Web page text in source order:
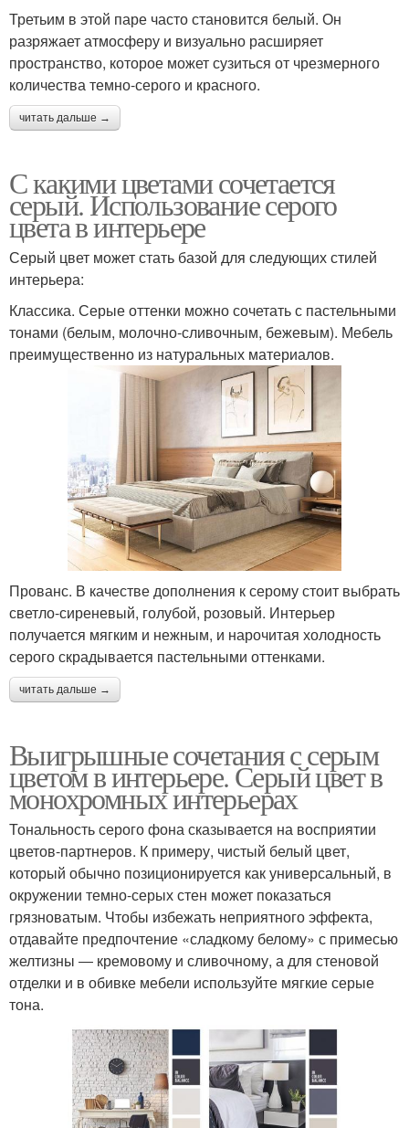
Третьим в этой паре часто становится белый. Он
разряжает атмосферу и визуально расширяет
пространство, которое может сузиться от чрезмерного
количества темно-серого и красного.
читать дальше →
С какими цветами сочетается
серый. Использование серого
цвета в интерьере
Серый цвет может стать базой для следующих стилей
интерьера:
Классика. Серые оттенки можно сочетать с пастельными
тонами (белым, молочно-сливочным, бежевым). Мебель
преимущественно из натуральных материалов.
Прованс. В качестве дополнения к серому стоит выбрать
светло-сиреневый, голубой, розовый. Интерьер
получается мягким и нежным, и нарочитая холодность
серого скрадывается пастельными оттенками.
читать дальше →
Выигрышные сочетания с серым
цветом в интерьере. Серый цвет в
монохромных интерьерах
Тональность серого фона сказывается на восприятии
цветов-партнеров. К примеру, чистый белый цвет,
который обычно позиционируется как универсальный, в
окружении темно-серых стен может показаться
грязноватым. Чтобы избежать неприятного эффекта,
отдавайте предпочтение «сладкому белому» с примесью
желтизны ― кремовому и сливочному, а для стеновой
отделки и в обивке мебели используйте мягкие серые
тона.